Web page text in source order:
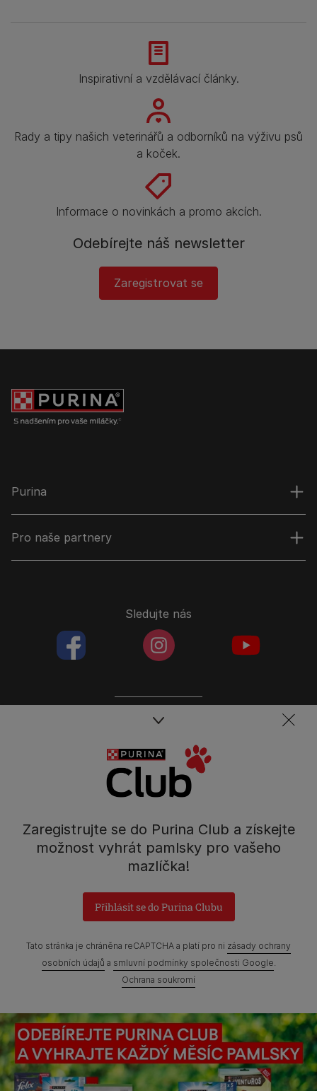
Inspirativní a vzdělávací články.
Rady a tipy našich veterinářů a odborníků na výživu psů
a koček.
Informace o novinkách a promo akcích.
Odebírejte náš newsletter
Zaregistrovat se
Zaregistrujte se do Purina Club a získejte
možnost vyhrát pamlsky pro vašeho
mazlíčka!
Přihlásit se do Purina Clubu
Tato stránka je chráněna reCAPTCHA a platí pro ni zásady ochrany
osobních údajů a smluvní podmínky společnosti Google.
Ochrana soukromí
Purina
Pro naše partnery
Spojte se s týmem péče o domácí mazlíčky
Tel.: 800 135 135
Mezi Vodami 2035/31,
Praha 4 - Modřany
Sledujte nás
facebookColoredinstagramColored
Prohlášení o přístupnosti Všeobecné podmínky
Marketingové podmínky Ochrana soukromí Soubory Cookies
Zpráva Nestlé o genderových mzdových rozdílech
Mapa webových stránek